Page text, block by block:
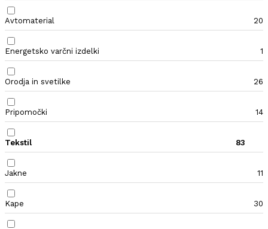
Avtomaterial 20
Energetsko varčni izdelki 1
Orodja in svetilke 26
Pripomočki 14
Tekstil 83
Jakne 11
Kape 30